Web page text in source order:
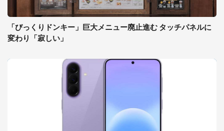
「びっくりドンキー」巨大メニュー廃止進む タッチパネルに
変わり「寂しい」